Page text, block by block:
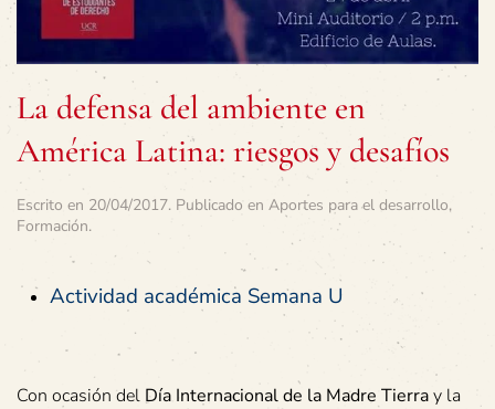
La defensa del ambiente en
América Latina: riesgos y desafíos
Escrito en 20/04/2017. Publicado en Aportes para el desarrollo,
Formación.
Actividad académica Semana U
Con ocasión del Día Internacional de la Madre Tierray la